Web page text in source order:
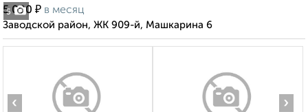
5
5 000 ₽ в месяц
Заводской район, ЖК 909-й, Машкарина 6
‹ ›